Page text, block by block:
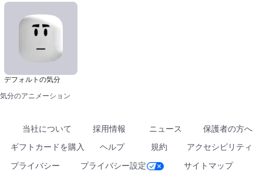
デフォルトの気分
気分のアニメーション
当社について 採用情報 ニュース
保護者の方へ
ギフトカードを購入
ヘルプ 規約
アクセシビリティ
プライバシー
プライバシー設定 サイトマップ